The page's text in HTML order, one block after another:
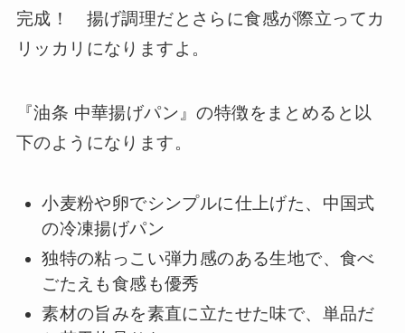
完成！ 揚げ調理だとさらに食感が際立ってカ
リッカリになりますよ。
『油条 中華揚げパン』の特徴をまとめると以
下のようになります。
小麦粉や卵でシンプルに仕上げた、中国式
の冷凍揚げパン
独特の粘っこい弾力感のある生地で、食べ
ごたえも食感も優秀
素材の旨みを素直に立たせた味で、単品だ